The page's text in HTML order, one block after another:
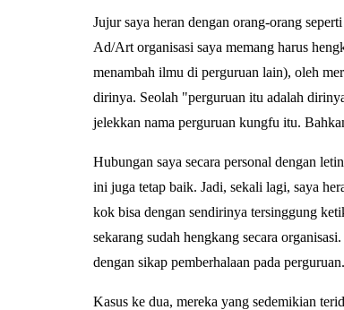
Jujur saya heran dengan orang-orang
Ad/Art organisasi saya memang harus
menambah ilmu di perguruan lain), oleh
dirinya. Seolah "perguruan itu adalah
jelekkan nama perguruan kungfu itu.
Hubungan saya secara personal dengan
ini juga tetap baik. Jadi, sekali lagi, saya
kok bisa dengan sendirinya tersinggung
sekarang sudah hengkang secara
dengan sikap pemberhalaan pada perguruan.
Kasus ke dua, mereka yang sedemikian